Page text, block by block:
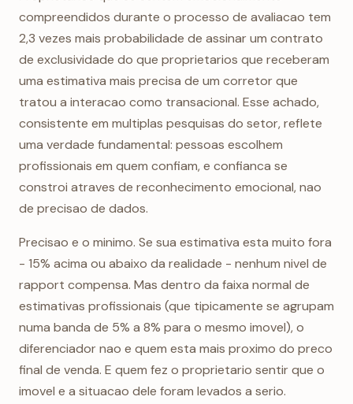
compreendidos durante o processo de avaliacao tem
2,3 vezes mais probabilidade de assinar um contrato
de exclusividade do que proprietarios que receberam
uma estimativa mais precisa de um corretor que
tratou a interacao como transacional. Esse achado,
consistente em multiplas pesquisas do setor, reflete
uma verdade fundamental: pessoas escolhem
profissionais em quem confiam, e confianca se
constroi atraves de reconhecimento emocional, nao
de precisao de dados.
Precisao e o minimo. Se sua estimativa esta muito fora
- 15% acima ou abaixo da realidade - nenhum nivel de
rapport compensa. Mas dentro da faixa normal de
estimativas profissionais (que tipicamente se agrupam
numa banda de 5% a 8% para o mesmo imovel), o
diferenciador nao e quem esta mais proximo do preco
final de venda. E quem fez o proprietario sentir que o
imovel e a situacao dele foram levados a serio.